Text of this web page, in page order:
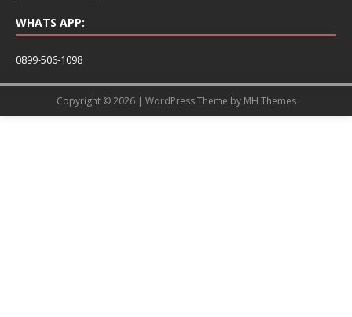
WHATS APP:
0899-506-1098
Copyright © 2026 | WordPress Theme by MH Themes